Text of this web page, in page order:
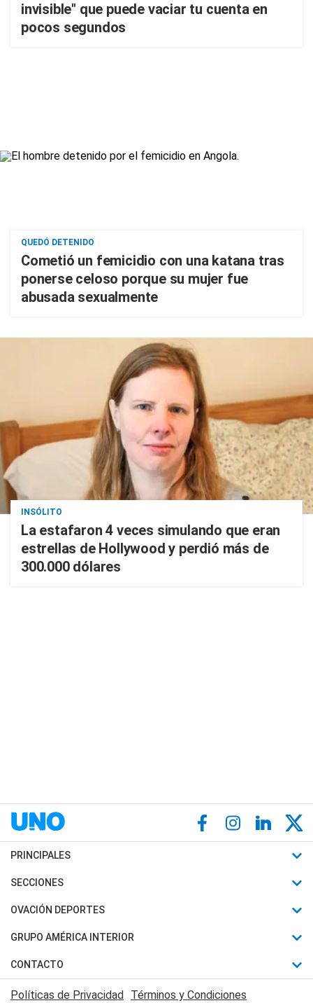
invisible" que puede vaciar tu cuenta en
pocos segundos
QUEDÓ DETENIDO
Cometió un femicidio con una katana tras
ponerse celoso porque su mujer fue
abusada sexualmente
INSÓLITO
La estafaron 4 veces simulando que eran
estrellas de Hollywood y perdió más de
300.000 dólares
PRINCIPALES
Últimas Noticias
Política
Judiciales
Economia
SECCIONES
Horóscopo
Motores
Trucos caseros
Series y Películas
OVACIÓN DEPORTES
Fútbol
Mundial
Automovilismo
GRUPO AMÉRICA INTERIOR
Canal 7 en Vivo
CONTACTO
Acerca de Nosotros
Políticas de Privacidad Términos y Condiciones